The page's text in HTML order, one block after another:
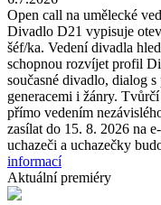
Open call na umělecké
Divadlo D21 vypisuje
šéf/ka. Vedení divadla
schopnou rozvíjet profil
současné divadlo, dialog
generacemi i žánry.
přímo vedením
zasílat do 15. 8. 2026 na
uchazeči a uchazečky
informací
Aktuální premiéry